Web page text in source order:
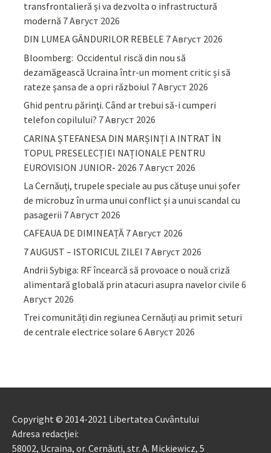
transfrontalieră și va dezvolta o infrastructură
modernă 7 Август 2026
DIN LUMEA GÂNDURILOR REBELE 7 Август 2026
Bloomberg: Occidentul riscă din nou să
dezamăgească Ucraina într-un moment critic și să
rateze șansa de a opri războiul 7 Август 2026
Ghid pentru părinţi. Când ar trebui să-i cumperi
telefon copilului? 7 Август 2026
CARINA ȘTEFANESA DIN MARȘINȚI A INTRAT ÎN
TOPUL PRESELECȚIEI NAȚIONALE PENTRU
EUROVISION JUNIOR- 2026 7 Август 2026
La Cernăuți, trupele speciale au pus cătușe unui șofer
de microbuz în urma unui conflict și a unui scandal cu
pasagerii 7 Август 2026
CAFEAUA DE DIMINEAȚĂ 7 Август 2026
7 AUGUST – ISTORICUL ZILEI 7 Август 2026
Andrii Sybiga: RF încearcă să provoace o nouă criză
alimentară globală prin atacuri asupra navelor civile 6
Август 2026
Trei comunități din regiunea Cernăuți au primit seturi
de centrale electrice solare 6 Август 2026
Copyright © 2014-2021 Libertatea Cuvântului
Adresa redacției:
58002, Ucraina, or. Cernăuți, str. A. Mickiewicz, 5